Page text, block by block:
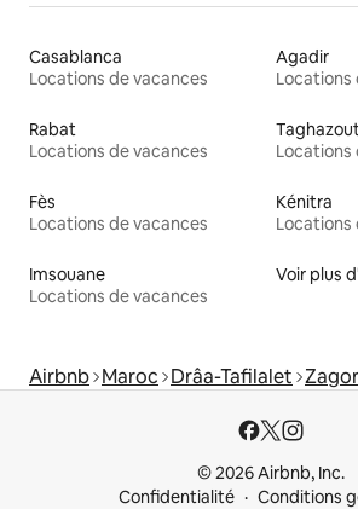
Casablanca
Locations de vacances
Agadir
Locations
Rabat
Locations de vacances
Taghazout
Locations
Fès
Locations de vacances
Kénitra
Locations
Imsouane
Locations de vacances
Voir plus
Airbnb Maroc Drâa-Tafilalet
© 2026 Airbnb, Inc.
Confidentialité
Conditions